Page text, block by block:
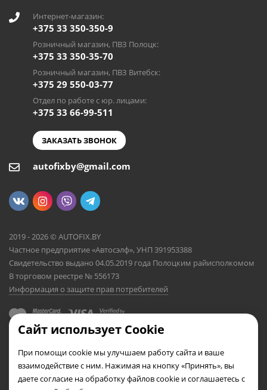
Интернет-магазин:
+375 33 350-350-9
Розничный магазин, ПВЗ Полоцк:
+375 33 350-35-70
Розничный магазин, ПВЗ Витебск:
+375 29 550-03-77
Отдел по работе с юр. лицами:
+375 33 66-99-511
ЗАКАЗАТЬ ЗВОНОК
autofixby@gmail.com
2019 - 2026 © AUTOFIX.BY
Частное предприятие «Автосэлф», УНП 391953388
Свидетельство выдано 04.05.2019 года Полоцким райисполкомом
В торговом реестре № 556173
Информация о защите прав потребителей
Сайт использует Cookie
При помощи cookie мы улучшаем работу сайта и ваше
взаимодействие с ним. Нажимая на кнопку «Принять», вы
даете согласие на обработку файлов cookie и соглашаетесь с